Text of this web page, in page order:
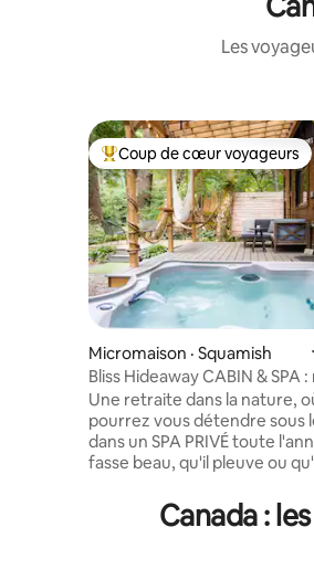
Les
Coup de cœur voyageurs
Coup de cœur voyageurs
Micromaison · Squamish
Bliss Hideaway CABIN & SPA
intimité
Une retraite dans la nature,
pourrez vous détendre sous
dans un SPA PRIVÉ toute
fasse beau, qu'il pleuve ou
confortables. Enveloppez-
couverture et asseyez-vous
Canada :